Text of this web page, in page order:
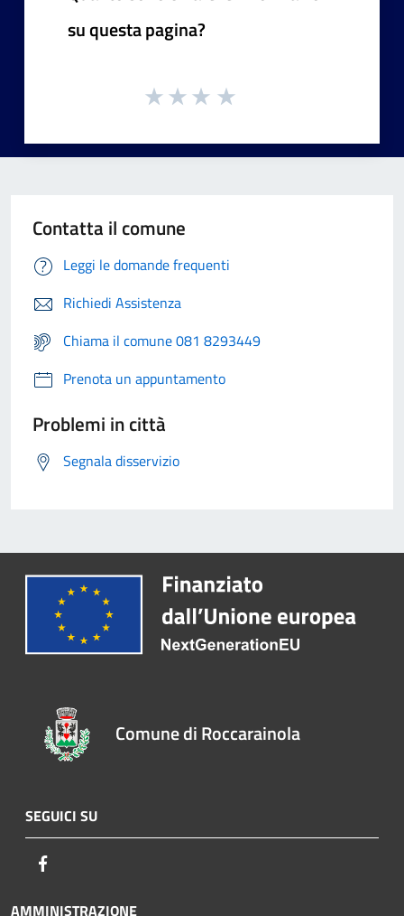
su questa pagina?
Contatta il comune
Leggi le domande frequenti
Richiedi Assistenza
Chiama il comune 081 8293449
Prenota un appuntamento
Problemi in città
Segnala disservizio
Comune di Roccarainola
SEGUICI SU
AMMINISTRAZIONE